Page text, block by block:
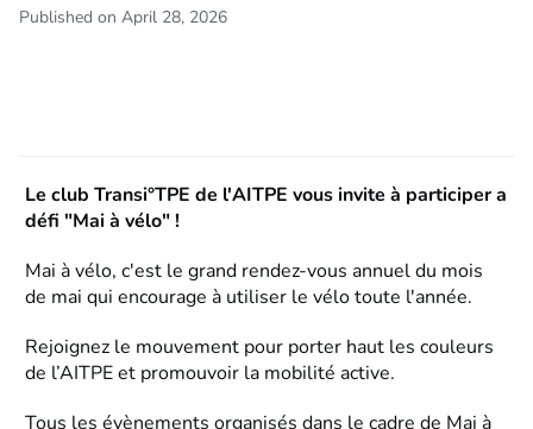
Published on April 28, 2026
Le club Transi°TPE de l'AITPE vous invite à participer a
défi "Mai à vélo" !
Mai à vélo, c'est le grand rendez-vous annuel du mois
de mai qui encourage à utiliser le vélo toute l'année.
Rejoignez le mouvement pour porter haut les couleurs
de l’AITPE et promouvoir la mobilité active.
Tous les évènements organisés dans le cadre de Mai à